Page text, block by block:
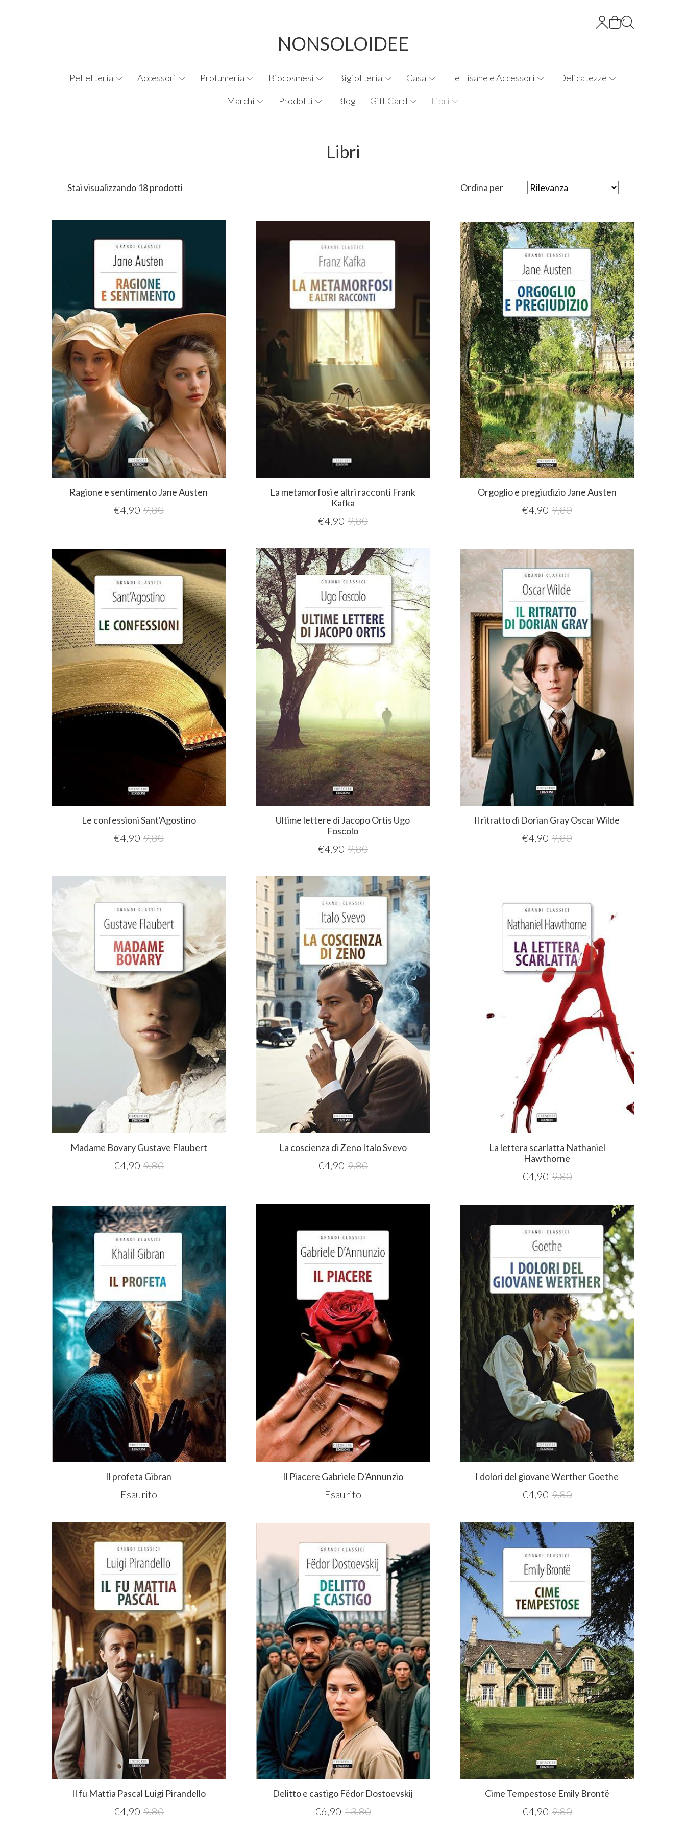
NONSOLOIDEE
Pelletteria Accessori Profumeria Biocosmesi Bigiotteria Casa Te Tisane e Accessori Delicatezze
Marchi Prodotti Blog Gift Card Libri
Libri
Stai visualizzando 18 prodotti Ordina per
Ragione e sentimento Jane Austen
€4,90 9,80
La metamorfosi e altri racconti Frank
Kafka
€4,90 9,80
Orgoglio e pregiudizio Jane Austen
€4,90 9,80
Le confessioni Sant'Agostino
€4,90 9,80
Ultime lettere di Jacopo Ortis Ugo
Foscolo
€4,90 9,80
Il ritratto di Dorian Gray Oscar Wilde
€4,90 9,80
Madame Bovary Gustave Flaubert
€4,90 9,80
La coscienza di Zeno Italo Svevo
€4,90 9,80
La lettera scarlatta Nathaniel
Hawthorne
€4,90 9,80
Il profeta Gibran
Esaurito
Il Piacere Gabriele D'Annunzio
Esaurito
I dolori del giovane Werther Goethe
€4,90 9,80
Il fu Mattia Pascal Luigi Pirandello
€4,90 9,80
Delitto e castigo Fëdor Dostoevskij
€6,90 13,80
Cime Tempestose Emily Brontë
€4,90 9,80